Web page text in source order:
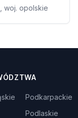
woj. opolskie
Podkarpackie
Podlaskie